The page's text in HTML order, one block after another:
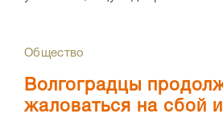
Общество
Волгоградцы
жаловаться на сбой